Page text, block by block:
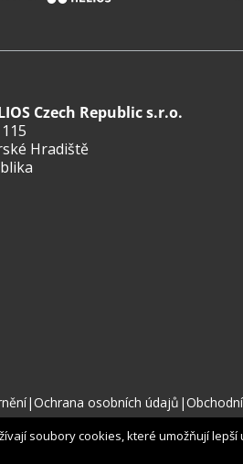
Czech Republic s.r.o.
Hradiště
|Ochrana osobních údajů |
soubory cookies, které umožňují